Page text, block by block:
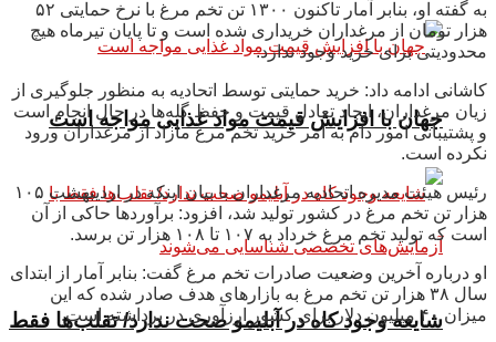
جهان با افزایش قیمت مواد غذایی مواجه است
شایعه وجود کاه در آبلیمو صحت ندارد/ تقلب‌ها فقط
به گفته او، بنابر آمار تاکنون ۱۳۰۰ تن تخم مرغ با نرخ حمایتی ۵۲
هزار تومان از مرغداران خریداری شده است و تا پایان تیرماه هیچ
محدودیتی برای خرید وجود ندارد.
کاشانی ادامه داد: خرید حمایتی توسط اتحادیه به منظور جلوگیری از
زیان مرغداران، ایجاد تعادل قیمت و حفظ گله‌ها در حال انجام است
و پشتیبانی امور دام به امر خرید تخم مرغ مازاد از مرغداران ورود
نکرده است.
رئیس هیئت مدیره اتحادیه مرغداران با بیان اینکه در اردیبهشت ۱۰۵
هزار تن تخم مرغ در کشور تولید شد، افزود: برآورد‌ها حاکی از آن
است که تولید تخم مرغ خرداد به ۱۰۷ تا ۱۰۸ هزار تن برسد.
او درباره آخرین وضعیت صادرات تخم مرغ گفت: بنابر آمار از ابتدای
سال ۳۸ هزار تن تخم مرغ به بازار‌های هدف صادر شده که این
میزان ۴۰ میلیون دلار برای کشور ارزآوری در برداشته است.